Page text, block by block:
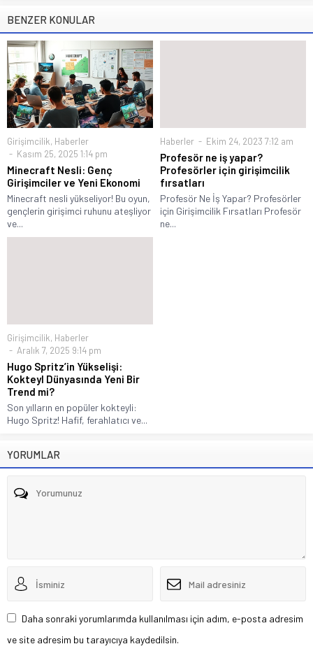
BENZER KONULAR
Girişimcilik, Haberler
Kasım 25, 2025 1:14 pm
Minecraft Nesli: Genç
Girişimciler ve Yeni Ekonomi
Minecraft nesli yükseliyor! Bu oyun,
gençlerin girişimci ruhunu ateşliyor
ve...
Haberler Ekim 24, 2023 7:12 am
Profesör ne iş yapar?
Profesörler için girişimcilik
fırsatları
Profesör Ne İş Yapar? Profesörler
için Girişimcilik Fırsatları Profesör
ne...
Girişimcilik, Haberler
Aralık 7, 2025 9:14 pm
Hugo Spritz’in Yükselişi:
Kokteyl Dünyasında Yeni Bir
Trend mi?
Son yılların en popüler kokteyli:
Hugo Spritz! Hafif, ferahlatıcı ve...
YORUMLAR
Daha sonraki yorumlarımda kullanılması için adım, e-posta adresim
ve site adresim bu tarayıcıya kaydedilsin.